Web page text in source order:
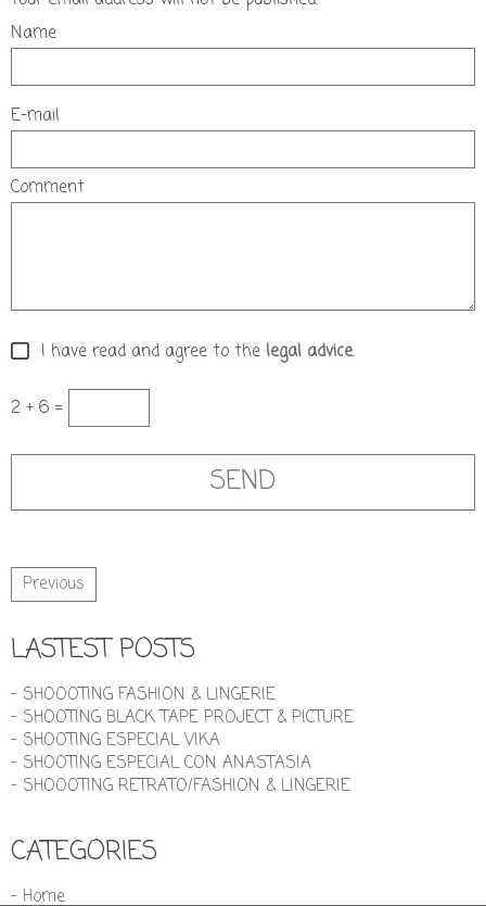
Name
E-mail
Comment
I have read and agree to the legal advice.
2 + 6 =
Previous
LASTEST POSTS
- SHOOOTING FASHION & LINGERIE
- SHOOTING BLACK TAPE PROJECT & PICTURE
- SHOOTING ESPECIAL VIKA
- SHOOTING ESPECIAL CON ANASTASIA
- SHOOOTING RETRATO/FASHION & LINGERIE
CATEGORIES
- Home